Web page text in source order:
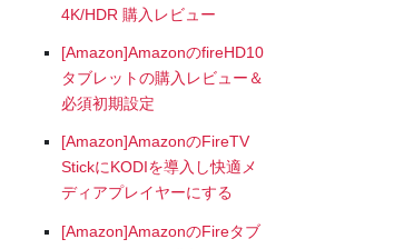
4K/HDR 購入レビュー
[Amazon]AmazonのfireHD10
タブレットの購入レビュー＆
必須初期設定
[Amazon]AmazonのFireTV
StickにKODIを導入し快適メ
ディアプレイヤーにする
[Amazon]AmazonのFireタブ